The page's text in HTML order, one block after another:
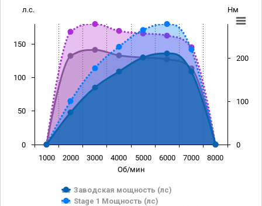
Об/мин
л.с. Нм
Заводская мощность (лс)
Stage 1 Мощность (лс)
1000 2000 3000 4000 5000 6000 7000 8000
0
50
100
150
0
100
200